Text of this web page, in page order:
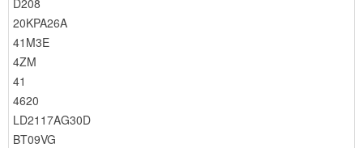
D208
20KPA26A
41M3E
4ZM
41
4620
LD2117AG30D
BT09VG